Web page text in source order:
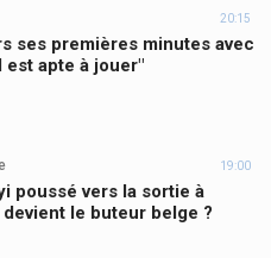
20:15
ses premières minutes avec
apte à jouer"
19:00
poussé vers la sortie à
le buteur belge ?